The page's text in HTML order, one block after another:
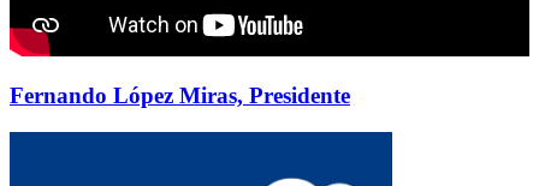
Fernando López Miras, Presidente